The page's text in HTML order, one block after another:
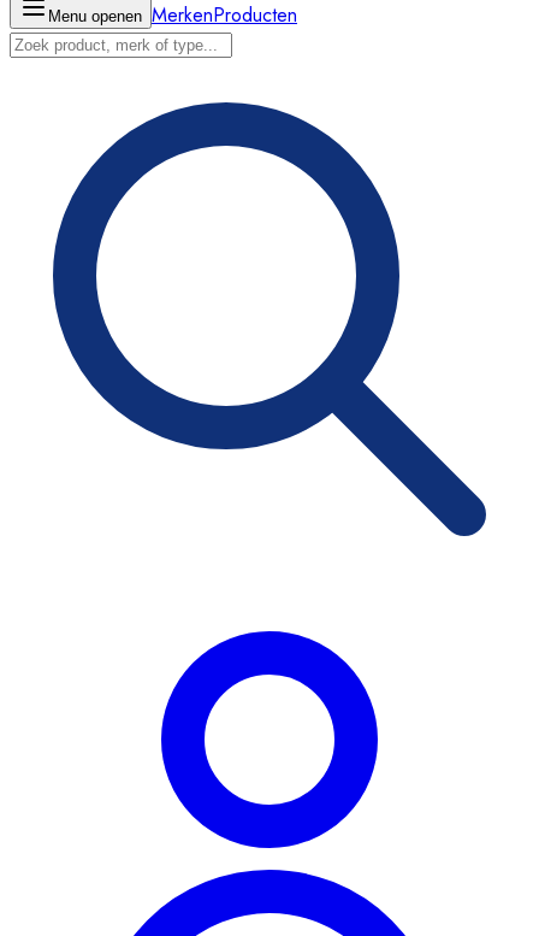
Menu openen MerkenProducten